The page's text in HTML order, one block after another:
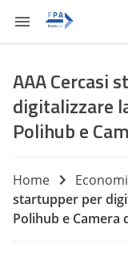
AAA Cercasi
digitalizzare
Polihub e
Home
startupper per
Polihub e Camera